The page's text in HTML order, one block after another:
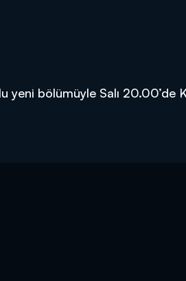
yeni bölümüyle Salı 20.00’de